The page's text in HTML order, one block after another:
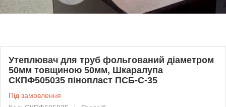
Утеплювач для труб фольгований діаметром
50мм товщиною 50мм, Шкаралупа
СКПФ505035 пінопласт ПСБ-С-35
Під замовлення